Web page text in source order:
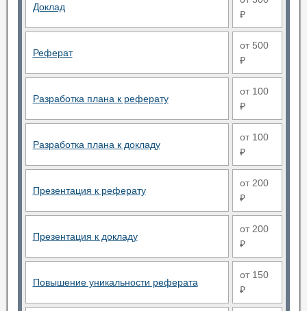
Доклад
₽
Реферат
от 500
₽
Разработка плана к реферату
от 100
₽
Разработка плана к докладу
от 100
₽
Презентация к реферату
от 200
₽
Презентация к докладу
от 200
₽
Повышение уникальности реферата
от 150
₽